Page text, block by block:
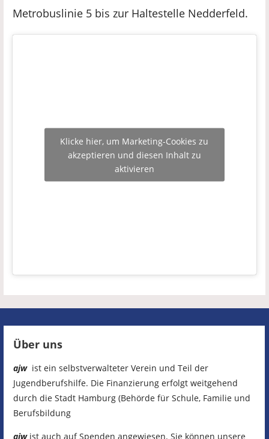
Metrobuslinie 5 bis zur Haltestelle Nedderfeld.
Klicke hier, um Marketing-Cookies zu
akzeptieren und diesen Inhalt zu
aktivieren
Über uns
ajw ist ein selbstverwalteter Verein und Teil der
Jugendberufshilfe. Die Finanzierung erfolgt weitgehend
durch die Stadt Hamburg (Behörde für Schule, Familie und
Berufsbildung
ajw ist auch auf Spenden angewiesen. Sie können unsere